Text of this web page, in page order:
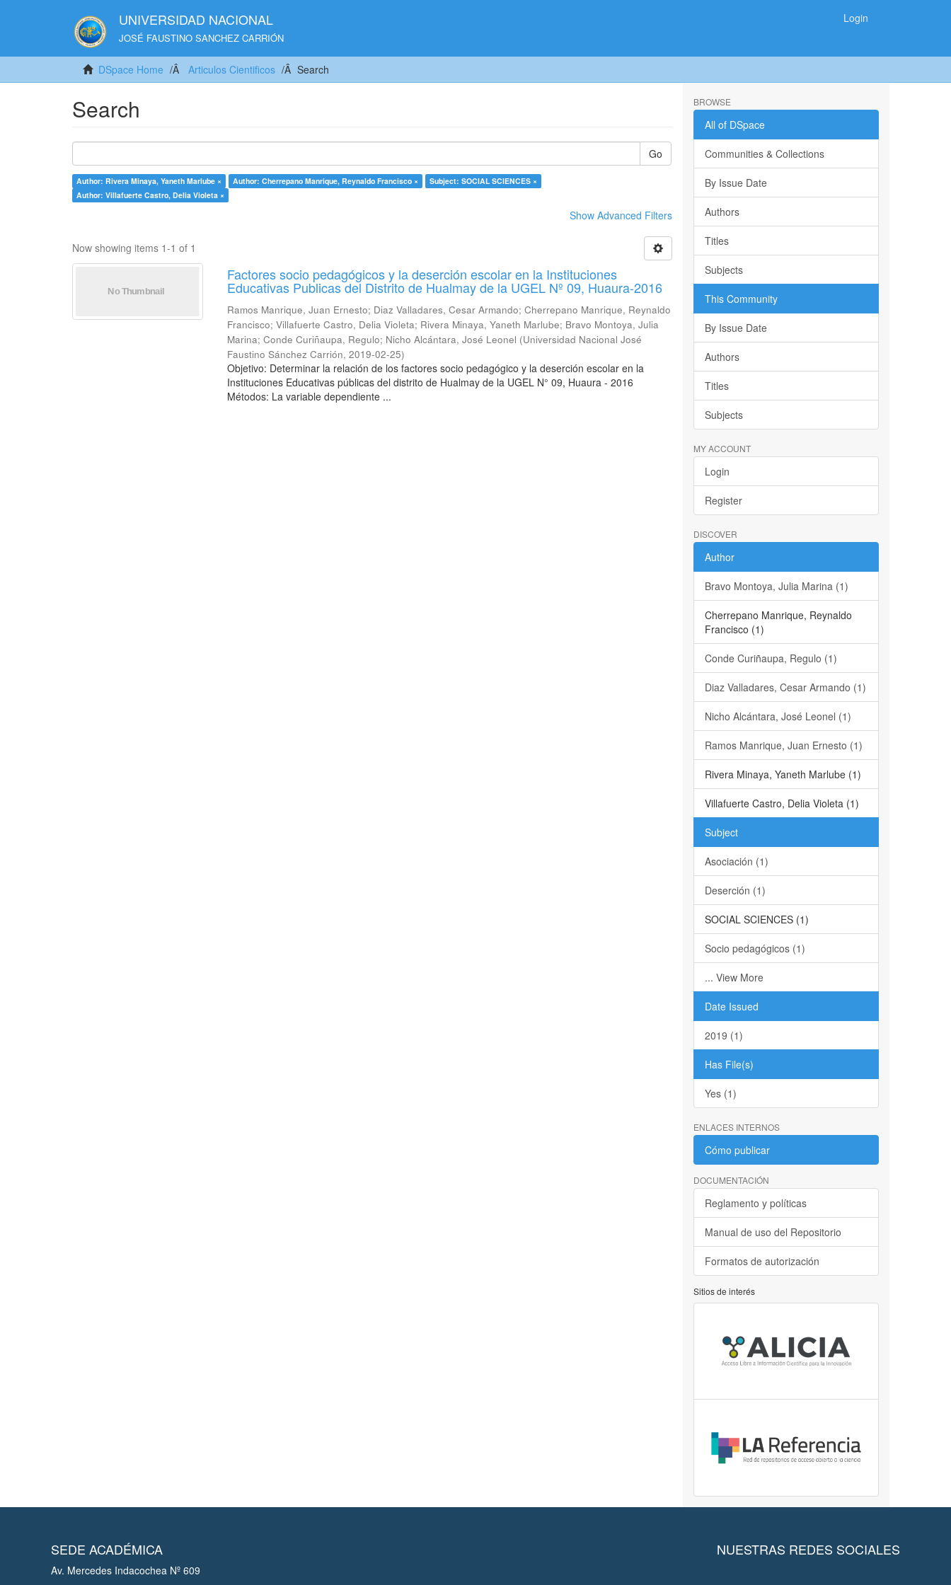
UNIVERSIDAD NACIONAL
JOSÉ FAUSTINO SANCHEZ CARRIÓN
Login
DSpace Home Articulos Cientificos Search
Search
Go
Author: Rivera Minaya, Yaneth Marlube × Author: Cherrepano Manrique, Reynaldo Francisco ×
Subject: SOCIAL SCIENCES ×
Author: Villafuerte Castro, Delia Violeta ×
Show Advanced Filters
Now showing items 1-1 of 1
Factores socio pedagógicos y la deserción escolar en la Instituciones
Educativas Publicas del Distrito de Hualmay de la UGEL Nº 09, Huaura-2016
Ramos Manrique, Juan Ernesto; Diaz Valladares, Cesar Armando;Cherrepano Manrique, Reynaldo
Francisco;Villafuerte Castro, Delia Violeta; Rivera Minaya, Yaneth Marlube; Bravo Montoya, Julia
Marina;Conde Curiñaupa, Regulo; Nicho Alcántara, José Leonel (Universidad Nacional José
Faustino Sánchez Carrión,2019-02-25)
Objetivo: Determinar la relación de los factores socio pedagógico y la deserción escolar en la
Instituciones Educativas públicas del distrito de Hualmay de la UGEL N° 09, Huaura - 2016
Métodos: La variable dependiente ...
BROWSE
All of DSpace
Communities & Collections
By Issue Date
Authors
Titles
Subjects
This Community
By Issue Date
Authors
Titles
Subjects
MY ACCOUNT
Login
Register
DISCOVER
Author
Bravo Montoya, Julia Marina (1)
Cherrepano Manrique, Reynaldo
Francisco (1)
Conde Curiñaupa, Regulo (1)
Diaz Valladares, Cesar Armando (1)
Nicho Alcántara, José Leonel (1)
Ramos Manrique, Juan Ernesto (1)
Rivera Minaya, Yaneth Marlube (1)
Villafuerte Castro, Delia Violeta (1)
Subject
Asociación (1)
Deserción (1)
SOCIAL SCIENCES (1)
Socio pedagógicos (1)
... View More
Date Issued
2019 (1)
Has File(s)
Yes (1)
ENLACES INTERNOS
Cómo publicar
DOCUMENTACIÓN
Reglamento y políticas
Manual de uso del Repositorio
Formatos de autorización
Sitios de interés
SEDE ACADÉMICA
Av. Mercedes Indacochea Nº 609
NUESTRAS REDES SOCIALES